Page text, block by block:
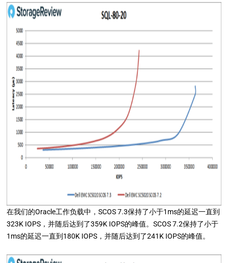
在我们的Oracle工作负载中，SCOS 7.3保持了小于1ms的延迟一直到
323K IOPS，并随后达到了359K IOPS的峰值。SCOS 7.2保持了小于
1ms的延迟一直到180K IOPS，并随后达到了241K IOPS的峰值。